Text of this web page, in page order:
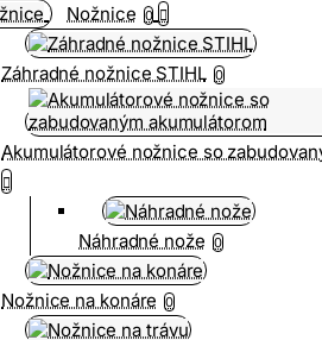
Nožnice 0
Záhradné nožnice STIHL 0
Akumulátorové nožnice so
Náhradné nože 0
Nožnice na konáre 0